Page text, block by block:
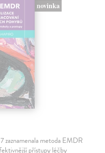
novinka
zaznamenala metoda EMDR
přístupy léčby